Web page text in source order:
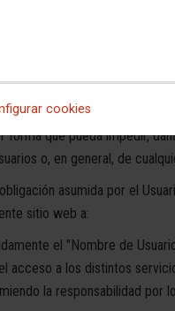
cookies
de las presentes
la diligencia
que pueda impedir,
o, en general, de
asumida por el
sitio web a:
el "Nombre de
acceso a los distintos
la responsabilidad por